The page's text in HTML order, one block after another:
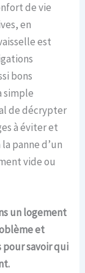
de vie
en
est
bons
simple
de décrypter
à éviter et
panne d’un
vide ou
un logement
et
savoir qui